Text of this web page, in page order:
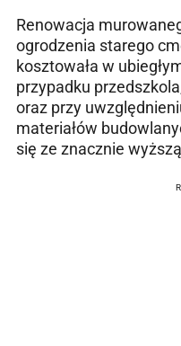
Renowacja
ogrodzenia starego
kosztowała w
przypadku
oraz przy
materiałów
się ze znacznie